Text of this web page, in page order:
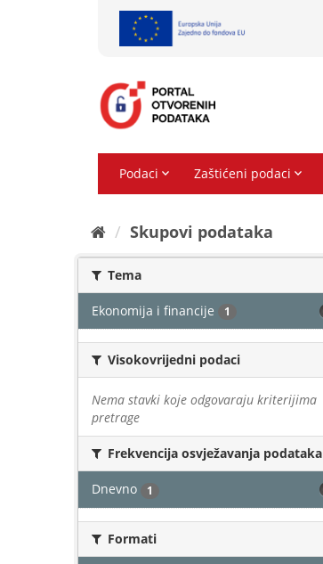
Skupovi podаtаkа
Tema
Ekonomija i financije 1
Visokovrijedni podaci
Nema stavki koje odgovaraju kriterijima
pretrage
Frekvencija osvježavanja podataka
Dnevno 1
Formati